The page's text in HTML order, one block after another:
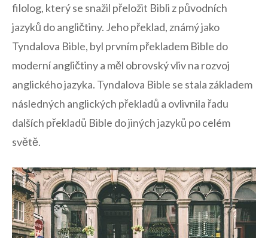
filolog, který se⁢ snažil přeložit ⁢Bibli ⁣z původních
jazyků do angličtiny. Jeho překlad, známý jako
Tyndalova Bible, ​byl prvním‌ překladem Bible‌ do
moderní angličtiny​ a měl‌ obrovský vliv na rozvoj
anglického jazyka. Tyndalova Bible se stala základem
následných anglických překladů a ovlivnila řadu
dalších překladů Bible do jiných jazyků po ‌celém
světě.